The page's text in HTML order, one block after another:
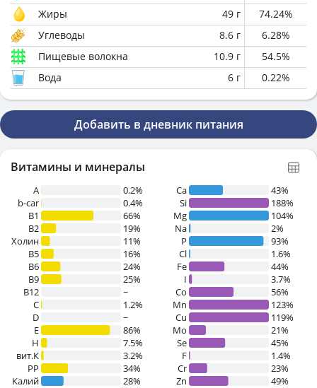
Жиры
49 г 74.24%
Углеводы
8.6 г 6.28%
Пищевые волокна
10.9 г 54.5%
Вода
6 г 0.22%
Добавить в дневник питания
Витамины и минералы
A
0.2%
b-car
0.4%
В1
66%
B2
19%
Холин
11%
B5
16%
B6
24%
B9
25%
B12
~
C
1.2%
D
~
E
86%
H
7.5%
вит.К
3.2%
PP
34%
Калий
28%
Ca
43%
Si
188%
Mg
104%
Na
2%
P
93%
Cl
1.6%
Fe
44%
I
3.7%
Co
56%
Mn
123%
Cu
119%
Mo
21%
Se
45%
F
1.4%
Cr
23%
Zn
49%